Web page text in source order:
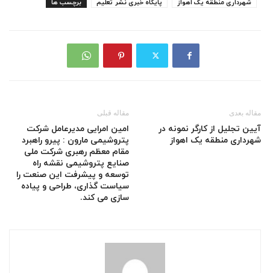
برچسب ها پایگاه خبری نشر تعلیم شهرداری منطقه یک اهواز
مقاله قبلی
امین امرایی مدیرعامل شرکت
پتروشیمی مارون : پیرو راهبرد
مقام معظم رهبری شرکت ملی
صنایع پتروشیمی نقشه راه
توسعه و پیشرفت این صنعت را
سیاست گذاری، طراحی و پیاده
سازی می کند.
مقاله بعدی
آیین تجلیل از کارگر نمونه در
شهرداری منطقه یک اهواز